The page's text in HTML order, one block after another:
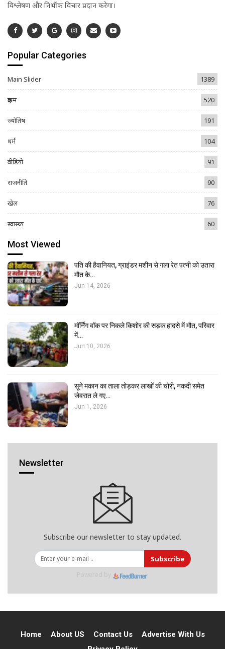
विश्लेषण और निर्भीक विचार प्रदान करेगा।
Popular Categories
Main Slider 1389
क्राइम 520
ज्योतिष 191
धर्म 104
वीडियो 91
राजनीति 90
खेल 76
स्वास्थ्य 60
Most Viewed
पति की हैवानियत, ग्राइंडर मशीन से गला रेत पत्नी को उतारा
मौत के…
Jun 14, 2026
मॉर्निंग वॉक पर निकले किशोर की सड़क हादसे में मौत, परिवार
में…
Jun 10, 2026
सूने मकान का ताला तोड़कर लाखों की चोरी, नकदी समेत
जेवरात ले गए…
Jun 1, 2026
Newsletter
Subscribe our newsletter to stay updated.
Subscribe
Home About US Contact Us
Advertise With Us